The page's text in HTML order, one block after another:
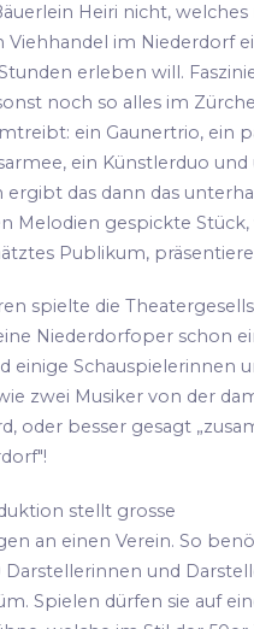
Heiri nicht, welches
Viehhandel im Niederdorf
erleben will.
noch so alles im
ein Gaunertrio, ein
ein Künstlerduo und
ergibt das dann das
Melodien gespickte Stück,
Publikum,
spielte die
Niederdorfoper schon
einige Schauspielerinnen
zwei Musiker von der
oder besser gesagt
stellt grosse
an einen Verein. So
Darstellerinnen und
Spielen dürfen sie auf